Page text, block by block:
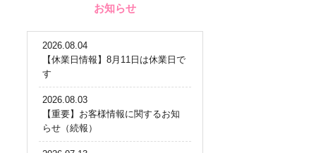
お知らせ
2026.08.04
【休業日情報】8月11日は休業日で
す
2026.08.03
【重要】お客様情報に関するお知
らせ（続報）